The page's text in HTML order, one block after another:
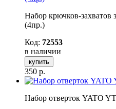
Набор крючков-захватов
(4пр.)
Код: 72553
в наличии
купить
350 р.
Набор отверток YATO